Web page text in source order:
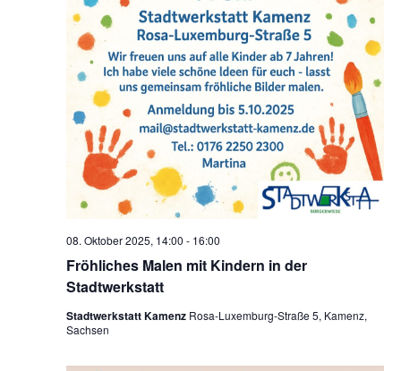
Fröhliches Malen mit Kindern in der
Stadtwerkstatt
08. Oktober 2025, 14:00 - 16:00
Stadtwerkstatt Kamenz Rosa-Luxemburg-Straße 5, Kamenz,
Sachsen